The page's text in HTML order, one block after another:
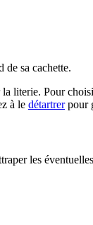
de sa cachette.
Pour
à le détartrerpour
les